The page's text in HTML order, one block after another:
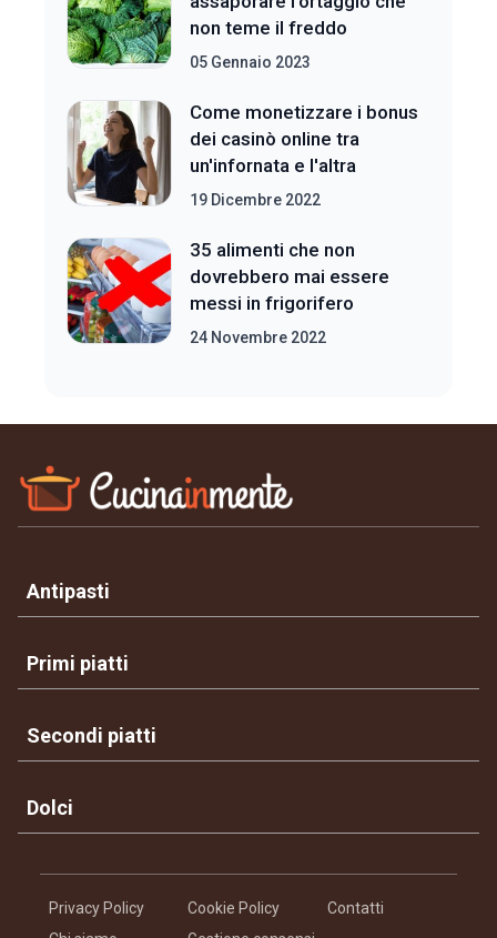
non teme il freddo
05 Gennaio 2023
Come monetizzare i bonus
dei casinò online tra
un'infornata e l'altra
19 Dicembre 2022
35 alimenti che non
dovrebbero mai essere
messi in frigorifero
24 Novembre 2022
Antipasti
Primi piatti
Secondi piatti
Dolci
Privacy Policy Cookie Policy
Contatti